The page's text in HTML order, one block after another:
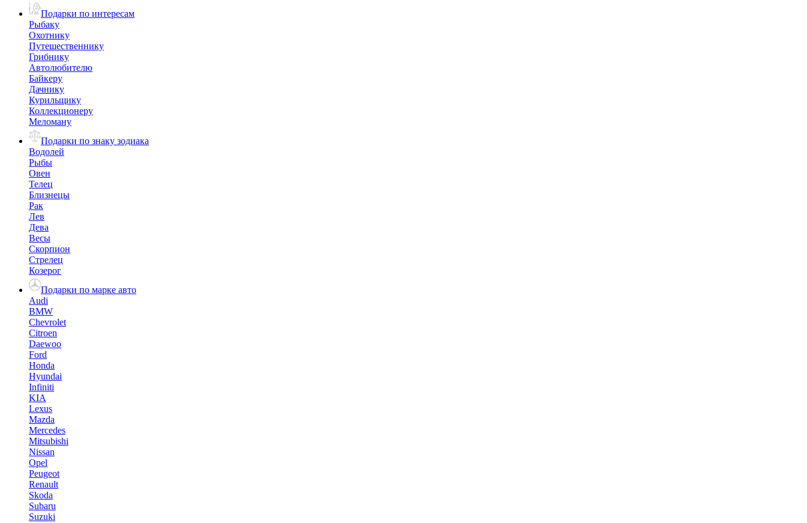
Подарки по интересам
Рыбаку
Охотнику
Путешественнику
Грибнику
Автолюбителю
Байкеру
Дачнику
Курильщику
Коллекционеру
Меломану
Подарки по знаку зодиака
Водолей
Рыбы
Овен
Телец
Близнецы
Рак
Лев
Дева
Весы
Скорпион
Стрелец
Козерог
Подарки по марке авто
Audi
BMW
Chevrolet
Citroen
Daewoo
Ford
Honda
Hyundai
Infiniti
KIA
Lexus
Mazda
Mercedes
Mitsubishi
Nissan
Opel
Peugeot
Renault
Skoda
Subaru
Suzuki